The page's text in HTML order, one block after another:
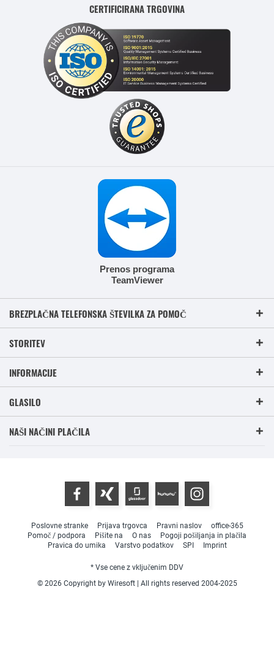
CERTIFICIRANA TRGOVINA
Prenos programa
TeamViewer
BREZPLAČNA TELEFONSKA ŠTEVILKA ZA POMOČ
STORITEV
INFORMACIJE
GLASILO
NAŠI NAČINI PLAČILA
Poslovne stranke Prijava trgovca Pravni naslov
office-365
Pomoč / podpora
Pišite na O nas
Pogoji pošiljanja in plačila
Pravica do umika
Varstvo podatkov SPI Imprint
* Vse cene z vključenim DDV
© 2026 Copyright by Wiresoft | All rights reserved 2004-2025